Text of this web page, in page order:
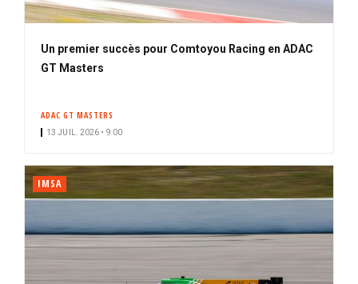
Un premier succès pour Comtoyou Racing en ADAC
GT Masters
ADAC GT MASTERS
13 JUIL. 2026 • 9:00
IMSA